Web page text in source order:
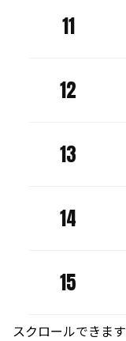
11
12
13
14
15
スクロールできます